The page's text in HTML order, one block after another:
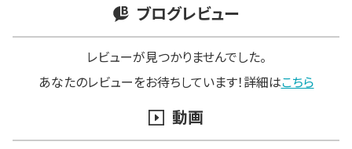
ブログレビュー
レビューが見つかりませんでした。
あなたのレビューをお待ちしています！詳細はこちら
動画